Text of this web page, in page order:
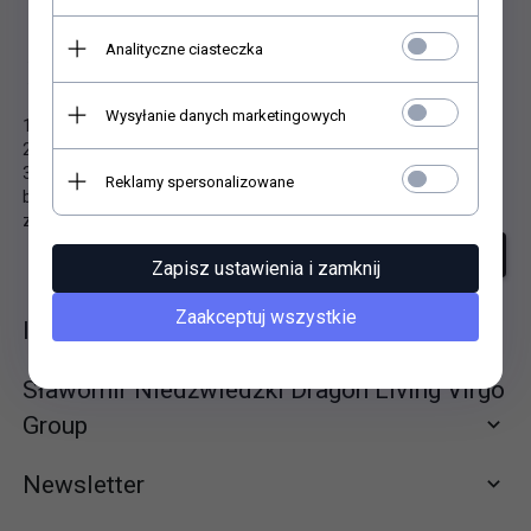
Niestety nie znaleziono produktu!
1. Sprawdź poprawność zapytania i spróbuj ponownie.
2. Ogranicz szukane słowa do jednego lub dwóch.
3. Podaj ogólną nazwę produktu, którego szukasz. Później
będziesz mógł ograniczyć wyniki wyszukiwania korzystając z
zaawansowanych filtrów.
szukanie zaawansowane
Informacje
Sławomir Niedźwiedzki Dragon Living Virgo
Group
Newsletter
Analityczne ciasteczka
Wysyłanie danych marketingowych
Reklamy spersonalizowane
Zapisz ustawienia i zamknij
Zaakceptuj wszystkie